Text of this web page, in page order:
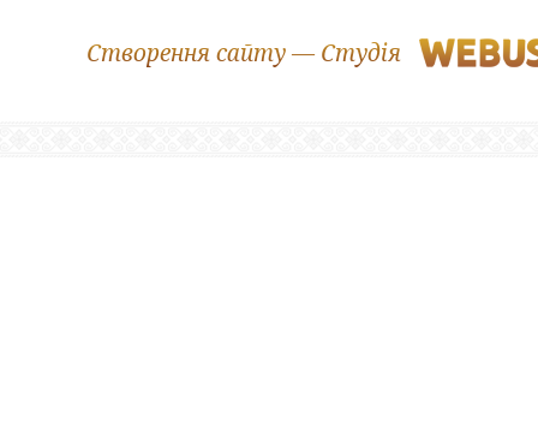
Створення сайту — Студія